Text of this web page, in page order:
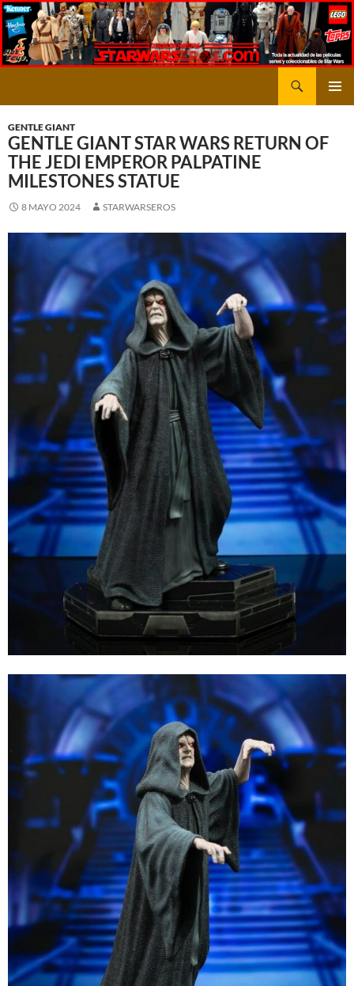
Saltar
al
contenido
GENTLE GIANT
GENTLE GIANT STAR WARS RETURN OF
THE JEDI EMPEROR PALPATINE
MILESTONES STATUE
8 MAYO 2024 STARWARSEROS